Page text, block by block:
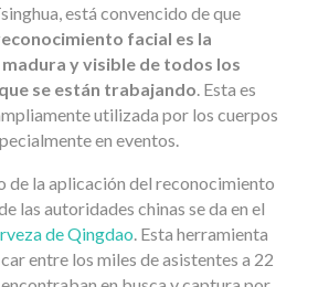
está convencido de que
facial es la
y visible de todos los
se están trabajando. Esta es
utilizada por los cuerpos
en eventos.
de la aplicación del reconocimiento
las autoridades chinas se da en el
de Qingdao. Esta herramienta
entre los miles de asistentes a 22